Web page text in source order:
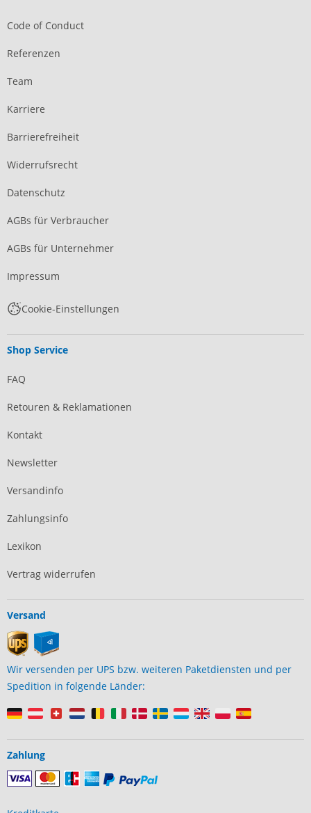
Code of Conduct
Referenzen
Team
Karriere
Barrierefreiheit
Widerrufsrecht
Datenschutz
AGBs für Verbraucher
AGBs für Unternehmer
Impressum
Cookie-Einstellungen
Shop Service
FAQ
Retouren & Reklamationen
Kontakt
Newsletter
Versandinfo
Zahlungsinfo
Lexikon
Vertrag widerrufen
Versand
Wir versenden per UPS bzw. weiteren Paketdiensten und per
Spedition in folgende Länder:
Zahlung